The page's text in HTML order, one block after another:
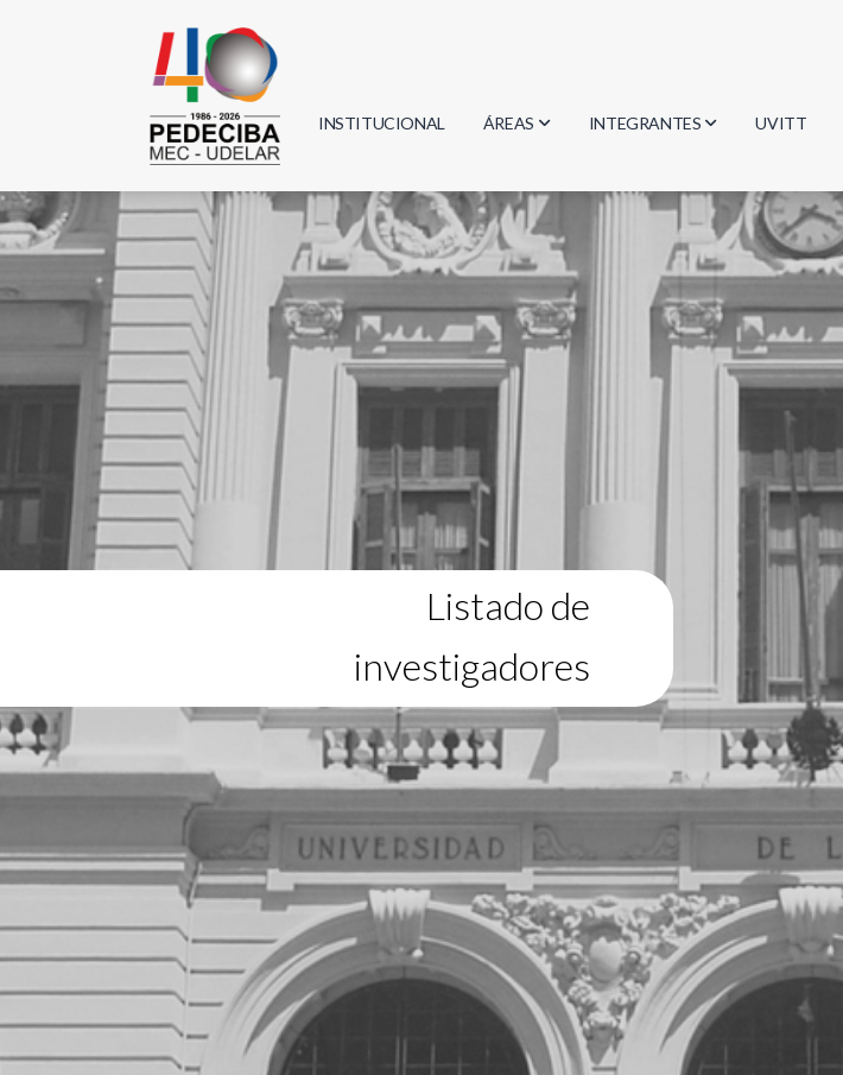
INSTITUCIONAL ÁREAS
Biología
Física
Geociencias
Informática
Matemática
INTEGRANTES
Investigadores
Estudiantes
Egresados
UVITT
Listado de
investigadores